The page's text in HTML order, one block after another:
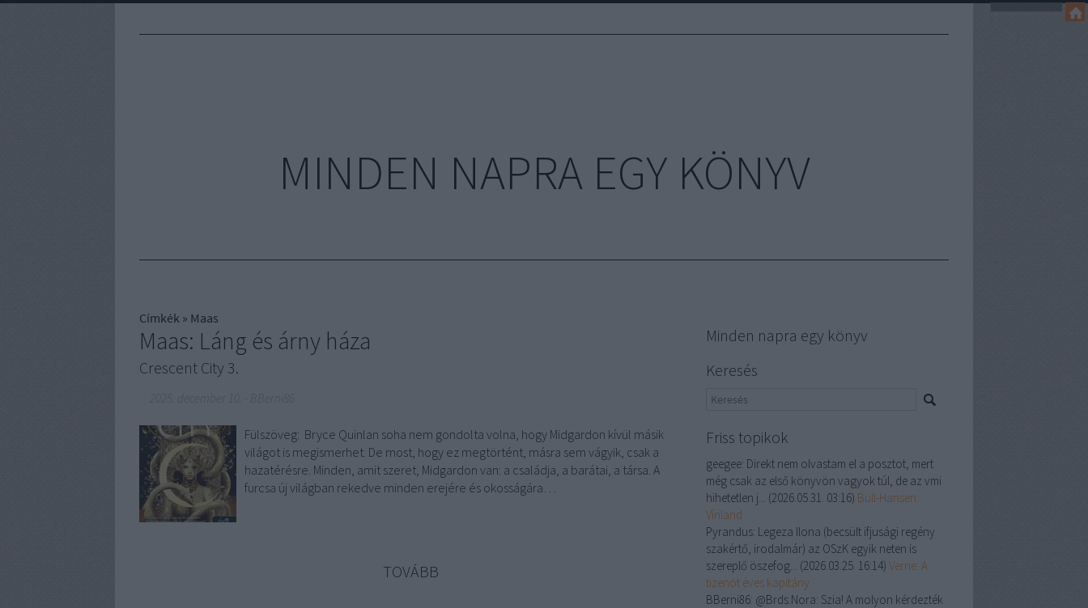
MINDEN NAPRA EGY KÖNYV
Címkék » Maas
Maas: Láng és árny háza
Crescent City 3.
Fülszöveg: Bryce Quinlan soha nem gondolta volna, hogy Midgardon kívül másik
világot is megismerhet. De most, hogy ez megtörtént, másra sem vágyik, csak a
hazatérésre. Minden, amit szeret, Midgardon van: a családja, a barátai, a társa. A
furcsa új világban rekedve minden erejére és okosságára…
TOVÁBB
Minden napra egy könyv
Keresés
Friss topikok
geegee: Direkt nem olvastam el a posztot, mert
még csak az első könyvön vagyok túl, de az vmi
hihetetlen j... (2026.05.31. 03:16) Bull-Hansen:
Vínland
Pyrandus: Legeza Ilona (becsült ifjusági regény
szakértő, irodalmár) az OSzK egyik neten is
szereplő öszefog... (2026.03.25. 16:14) Verne: A
tizenöt éves kapitány
BBerni86: @Brds.Nora: Szia! A molyon kérdezték